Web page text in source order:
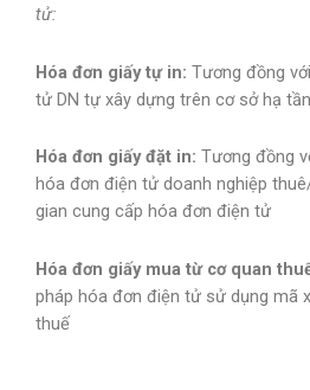
tử:
Hóa đơn giấy tựin: Tương đồng
tử DN tự xây dựng trên cơ sở hạ
Hóa đơn giấy đặt in: Tương đồng
hóa đơn điện tử doanh nghiệp
gian cung cấp hóa đơn điện tử
Hóa đơn giấy mua từcơquan
pháp hóa đơn điện tử sử dụng mã
thuế